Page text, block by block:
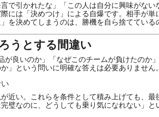
で引かれたな」「この人は自分に興味がな
には「決めつけ」による自爆です。相手が
を決めてしまうのは、勝機を自ら捨てている
うとする間違い
が良いのか」「なぜこのチームが負けたのか
」という問いに明確な答えは必要ありません。
近い。これらを条件として積み上げても、最
璧なのに、どうしても乗り気になれない」